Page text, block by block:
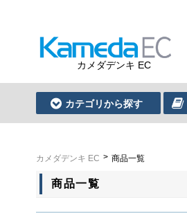
カメダデンキ EC
カテゴリから探す
カメダデンキ EC 商品一覧
商品一覧